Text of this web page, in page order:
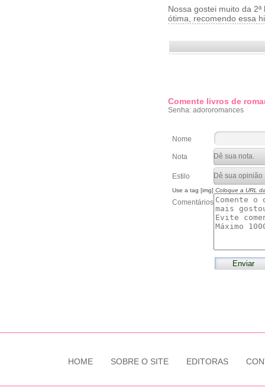
Nossa gostei muito da
ótima, recomendo essa
Comente livros de
Senha: adororomances
Nome
Nota
Estilo
Use a tag [img] Coloque a URL
Comentários
HOME SOBRE O SITE EDITORAS